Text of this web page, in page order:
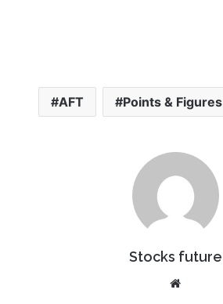
AFT Points & Figures
Stocks future